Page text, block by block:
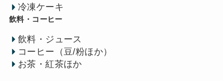
冷凍ケーキ
飲料・コーヒー
飲料・ジュース
コーヒー（豆/粉ほか）
お茶・紅茶ほか